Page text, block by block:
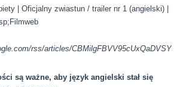
| Oficjalny zwiastun / trailer nr 1 (angielski) |
rss/articles/
są ważne, aby język angielski stał się